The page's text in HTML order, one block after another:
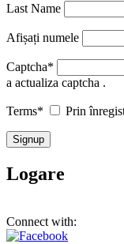
Last Name
Afișați numele
Captcha*
a actualiza captcha .
Terms* Prin
Logare
Connect with: